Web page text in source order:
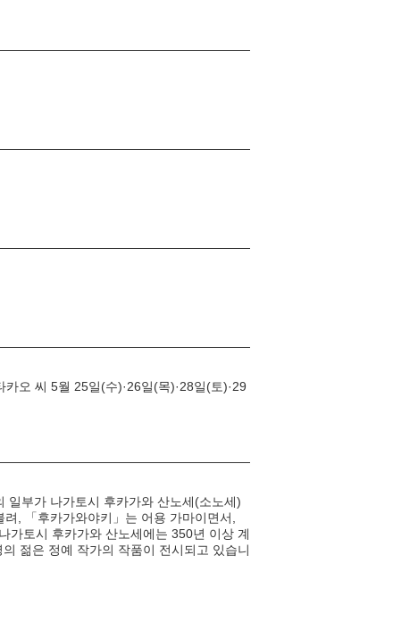
오 씨 5월 25일(수)·26일(목)·28일(토)·29
일부가 나가토시 후카가와 산노세(소노세)
, 「후카가와야키」는 어용 가마이면서,
가토시 후카가와 산노세에는 350년 이상 계
젊은 정예 작가의 작품이 전시되고 있습니